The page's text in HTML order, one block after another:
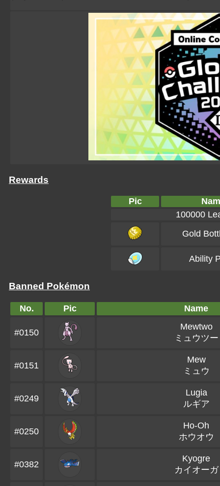
Rewards
Pic
100000
Gold
Ability
Banned Pokémon
No. Pic Name
#0150
Mewtwo
ミュウツー
#0151
Mew
ミュウ
#0249
Lugia
ルギア
#0250
Ho-Oh
ホウオウ
#0382
Kyogre
カイオーガ